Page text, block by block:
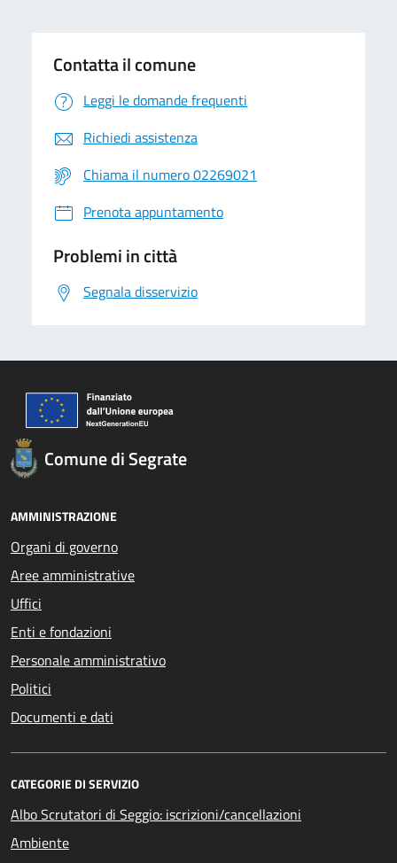
Contatta il comune
Leggi le domande frequenti
Richiedi assistenza
Chiama il numero 02269021
Prenota appuntamento
Problemi in città
Segnala disservizio
Comune di Segrate
AMMINISTRAZIONE
Organi di governo
Aree amministrative
Uffici
Enti e fondazioni
Personale amministrativo
Politici
Documenti e dati
CATEGORIE DI SERVIZIO
Albo Scrutatori di Seggio: iscrizioni/cancellazioni
Ambiente